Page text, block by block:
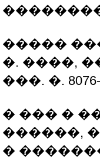
�����
�. ����,
���. �. 8076-
� ��� �
������,
�